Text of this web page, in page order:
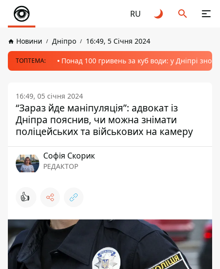
RU
Новини Дніпро 16:49, 5 Січня 2024
ТОПТЕМА: Понад 100 гривень за куб води: у Дніпрі
16:49, 05 січня 2024
“Зараз йде маніпуляція”: адвокат із
Дніпра пояснив, чи можна знімати
поліцейських та військових на камеру
Софія Скорик
РЕДАКТОР
👍